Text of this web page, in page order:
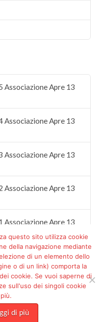
Associazione Apre 13
Associazione Apre 13
Associazione Apre 13
Associazione Apre 13
Associazione Apre 13
Pinterest
FILIPPETTO ODV - ETS -
| Condizioni di Vendita
questo sito utilizza cookie
della navigazione mediante
di un elemento dello
o di un link) comporta la
cookie. Se vuoi saperne di
sull'uso dei singoli cookie
di più